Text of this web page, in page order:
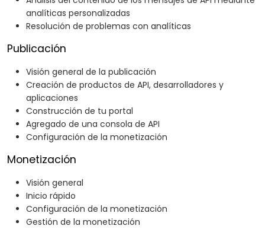
analíticas personalizadas
Resolución de problemas con analíticas
Publicación
Visión general de la publicación
Creación de productos de API, desarrolladores y
aplicaciones
Construcción de tu portal
Agregado de una consola de API
Configuración de la monetización
Monetización
Visión general
Inicio rápido
Configuración de la monetización
Gestión de la monetización